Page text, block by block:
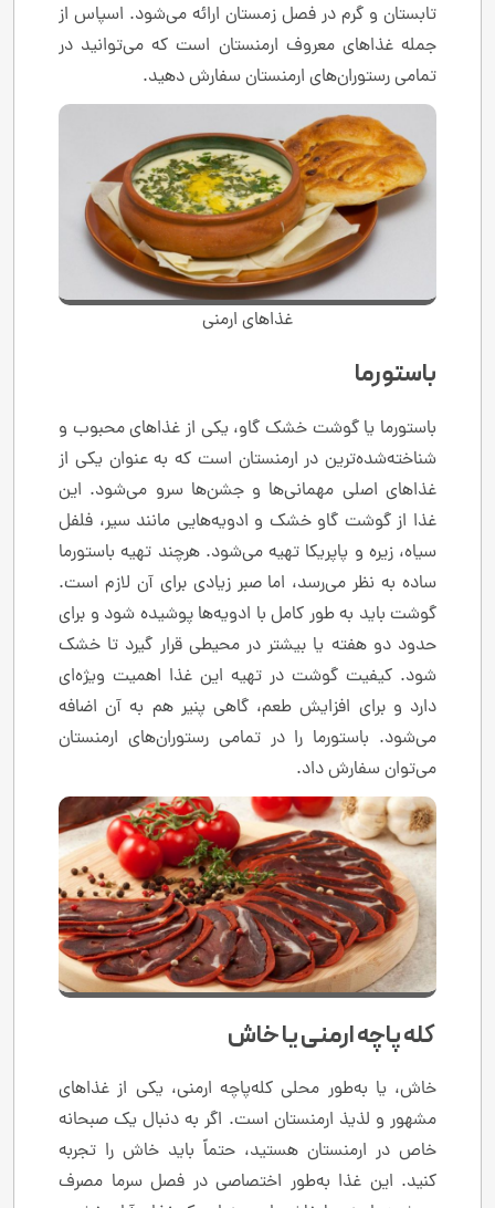
تابستان و گرم در فصل زمستان ارائه می‌شود. اسپاس از
جمله غذاهای معروف ارمنستان است که می‌توانید در
تمامی رستوران‌های ارمنستان سفارش دهید.
غذاهای ارمنی
باستورما
باستورما یا گوشت خشک گاو، یکی از غذاهای محبوب و
شناخته‌شده‌ترین در ارمنستان است که به عنوان یکی از
غذاهای اصلی مهمانی‌ها و جشن‌ها سرو می‌شود. این
غذا از گوشت گاو خشک و ادویه‌هایی مانند سیر، فلفل
سیاه، زیره و پاپریکا تهیه می‌شود. هرچند تهیه باستورما
ساده به نظر می‌رسد، اما صبر زیادی برای آن لازم است.
گوشت باید به طور کامل با ادویه‌ها پوشیده شود و برای
حدود دو هفته یا بیشتر در محیطی قرار گیرد تا خشک
شود. کیفیت گوشت در تهیه این غذا اهمیت ویژه‌ای
دارد و برای افزایش طعم، گاهی پنیر هم به آن اضافه
می‌شود. باستورما را در تمامی رستوران‌های ارمنستان
می‌توان سفارش داد.
کله پاچه ارمنی یا خاش
خاش، یا به‌طور محلی کله‌پاچه ارمنی، یکی از غذاهای
مشهور و لذیذ ارمنستان است. اگر به دنبال یک صبحانه
خاص در ارمنستان هستید، حتماً باید خاش را تجربه
کنید. این غذا به‌طور اختصاصی در فصل سرما مصرف